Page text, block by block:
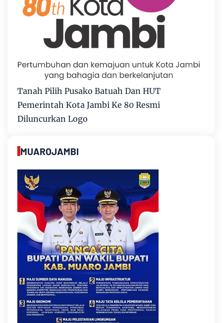
Tanah Pilih Pusako Batuah Dan HUT
Pemerintah Kota Jambi Ke 80 Resmi
Diluncurkan Logo
MUAROJAMBI